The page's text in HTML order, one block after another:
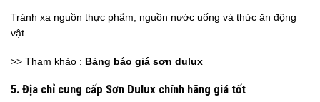
Tránh xa nguồn thực phẩm, nguồn nước uống và thức ăn động
vật.
>> Tham khảo : Bảng báo giá sơn dulux
5. Địa chỉ cung cấp Sơn Dulux chính hãng giá tốt